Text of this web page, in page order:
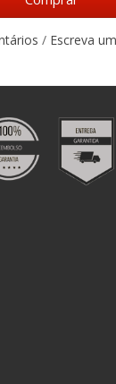
/ Escreva